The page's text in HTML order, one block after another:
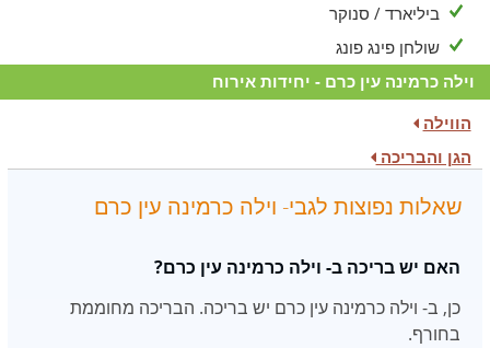
ביליארד / סנוקר
שולחן פינג פונג
וילה כרמינה עין כרם - יחידות אירוח
הווילה
הגן והבריכה
שאלות נפוצות לגבי- וילה כרמינה עין כרם
האם יש בריכה ב- וילה כרמינה עין כרם?
כן, ב- וילה כרמינה עין כרם יש בריכה. הבריכה מחוממת
בחורף.